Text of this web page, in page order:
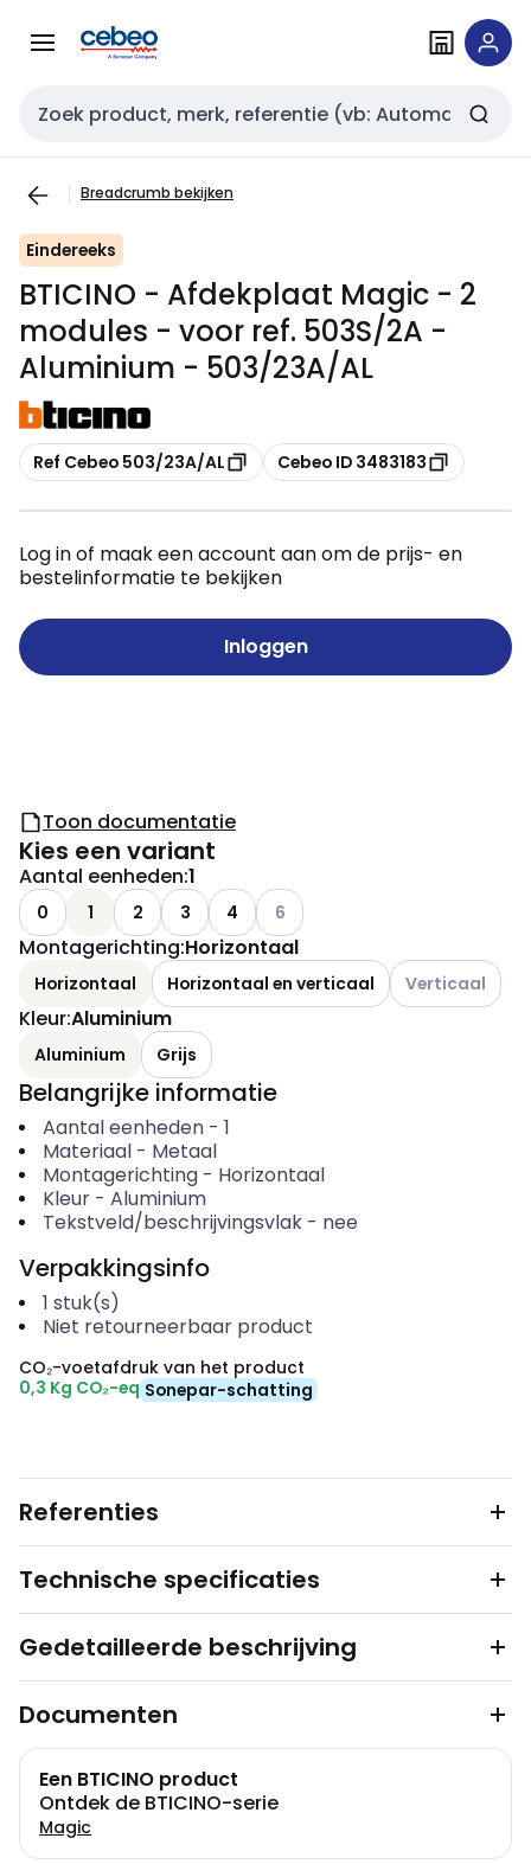
naar
naar
Zoekveld invoer
Breadcrumb bekijken
Eindereeks
BTICINO - Afdekplaat Magic - 2
modules - voor ref. 503S/2A -
Aluminium - 503/23A/AL
Kopiëren
Ref Cebeo 503/23A/AL Kopiëren
Cebeo ID 3483183
Log in of maak een account aan om de prijs- en
bestelinformatie te bekijken
Inloggen
Toon documentatie
Kies een variant
Aantal eenheden:1
0 1 2 3 4 Andere varianten (Huidige
6
Montagerichting:Horizontaal
Horizontaal Horizontaal en verticaal Andere
Verticaal
Kleur:Aluminium
Aluminium Grijs
Belangrijke informatie
Aantal eenheden- 1
Materiaal- Metaal
Montagerichting- Horizontaal
Kleur- Aluminium
Tekstveld/beschrijvingsvlak- nee
Verpakkingsinfo
1 stuk(s)
Niet retourneerbaar product
CO₂-voetafdruk van het product
0,3 Kg CO₂-eq Sonepar-schatting
Referenties
Technische specificaties
Gedetailleerde beschrijving
Documenten
Een BTICINO product
Ontdek de BTICINO-serie
Magic